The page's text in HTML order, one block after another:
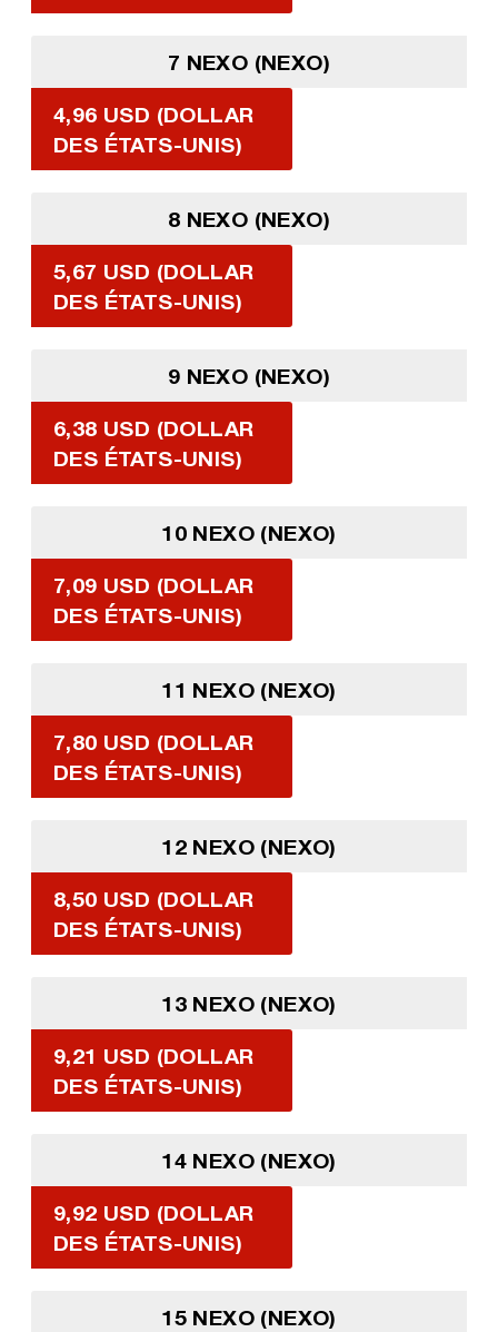
7 NEXO (NEXO)
4,96 USD (DOLLAR
DES ÉTATS-UNIS)
8 NEXO (NEXO)
5,67 USD (DOLLAR
DES ÉTATS-UNIS)
9 NEXO (NEXO)
6,38 USD (DOLLAR
DES ÉTATS-UNIS)
10 NEXO (NEXO)
7,09 USD (DOLLAR
DES ÉTATS-UNIS)
11 NEXO (NEXO)
7,80 USD (DOLLAR
DES ÉTATS-UNIS)
12 NEXO (NEXO)
8,50 USD (DOLLAR
DES ÉTATS-UNIS)
13 NEXO (NEXO)
9,21 USD (DOLLAR
DES ÉTATS-UNIS)
14 NEXO (NEXO)
9,92 USD (DOLLAR
DES ÉTATS-UNIS)
15 NEXO (NEXO)